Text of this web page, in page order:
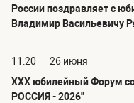
России поздравляет с
Владимир Васильевичу
11:20
26 июня
ХХХ юбилейный Форум
РОССИЯ - 2026"